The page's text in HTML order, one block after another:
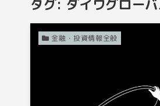
タグ: ダイワグロー
金融・投資情報全般